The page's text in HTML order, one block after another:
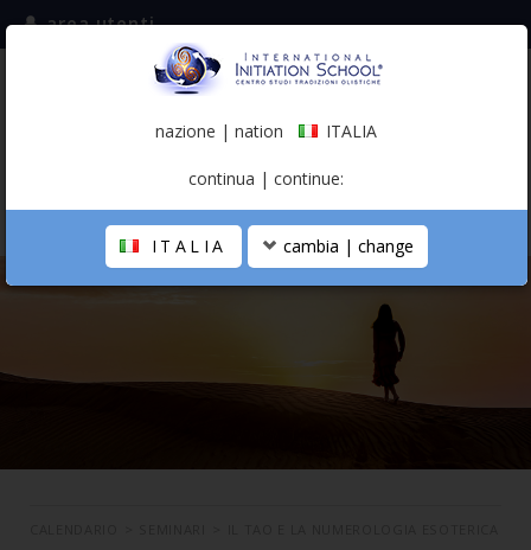
iscriviti alla mailing list
(italiano)
area utenti
LA SCUOLA
nazione | nation ITALIA
continua | continue:
ITALIA cambia | change